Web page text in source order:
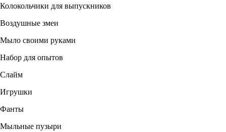
Колокольчики для выпускников
Воздушные змеи
Мыло своими руками
Набор для опытов
Слайм
Игрушки
Фанты
Мыльные пузыри